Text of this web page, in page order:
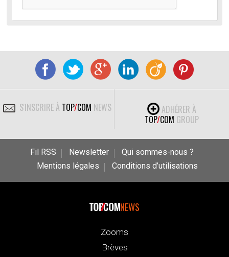
S'INSCRIRE À TOP/COM NEWS
ADHÉRER À
TOP/COM GROUP
Fil RSS Newsletter
Qui sommes-nous ?
Mentions légales
Conditions d’utilisations
NEWS
Zooms
Brèves